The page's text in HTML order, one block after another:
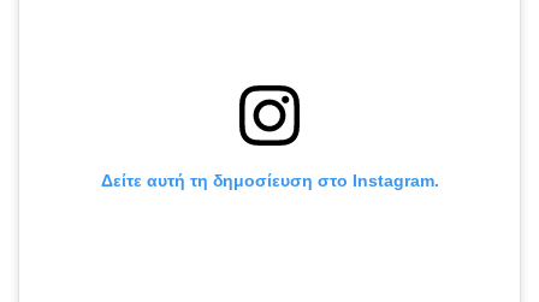
Δείτε αυτή τη δημοσίευση στο Instagram.